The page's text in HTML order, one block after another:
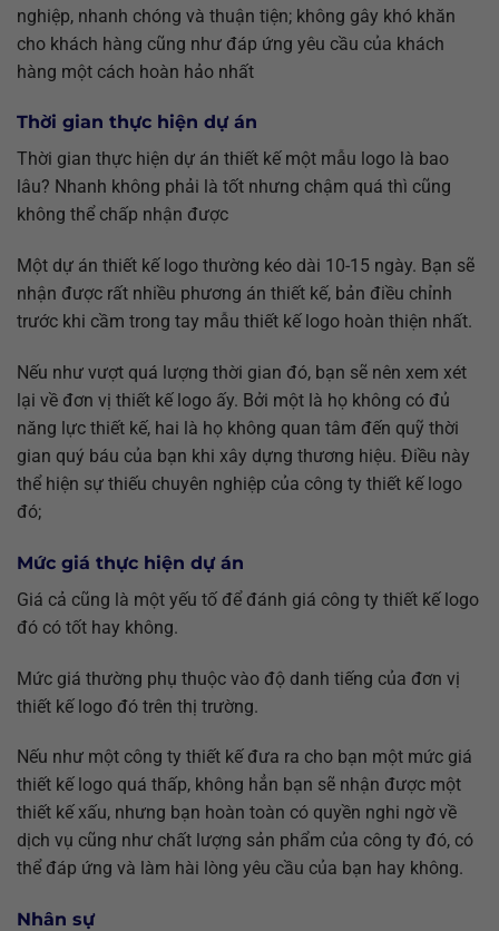
nghiệp, nhanh chóng và thuận tiện; không gây khó khăn
cho khách hàng cũng như đáp ứng yêu cầu của khách
hàng một cách hoàn hảo nhất
Thời gian thực hiện dự án
Thời gian thực hiện dự án thiết kế một mẫu logo là bao
lâu? Nhanh không phải là tốt nhưng chậm quá thì cũng
không thể chấp nhận được
Một dự án thiết kế logo thường kéo dài 10-15 ngày. Bạn sẽ
nhận được rất nhiều phương án thiết kế, bản điều chỉnh
trước khi cầm trong tay mẫu thiết kế logo hoàn thiện nhất.
Nếu như vượt quá lượng thời gian đó, bạn sẽ nên xem xét
lại về đơn vị thiết kế logo ấy. Bởi một là họ không có đủ
năng lực thiết kế, hai là họ không quan tâm đến quỹ thời
gian quý báu của bạn khi xây dựng thương hiệu. Điều này
thể hiện sự thiếu chuyên nghiệp của công ty thiết kế logo
đó;
Mức giá thực hiện dự án
Giá cả cũng là một yếu tố để đánh giá công ty thiết kế logo
đó có tốt hay không.
Mức giá thường phụ thuộc vào độ danh tiếng của đơn vị
thiết kế logo đó trên thị trường.
Nếu như một công ty thiết kế đưa ra cho bạn một mức giá
thiết kế logo quá thấp, không hẳn bạn sẽ nhận được một
thiết kế xấu, nhưng bạn hoàn toàn có quyền nghi ngờ về
dịch vụ cũng như chất lượng sản phẩm của công ty đó, có
thể đáp ứng và làm hài lòng yêu cầu của bạn hay không.
Nhân sự